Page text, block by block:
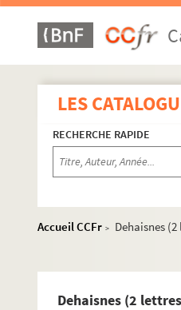
LES
RECHERCHE RAPIDE
Accueil CCFr >
Dehaisnes
Dehaisnes (2
Plichon (4
E. Plon (1
P.
Célestin
Pougin (5
Poullet (4
Alfred